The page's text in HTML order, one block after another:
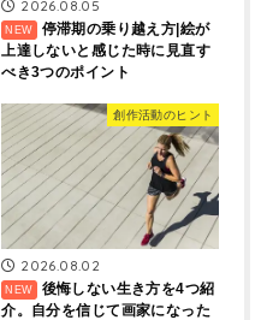
2026.08.05
停滞期の乗り越え方|絵が
上達しないと感じた時に見直す
べき3つのポイント
創作活動のヒント
2026.08.02
後悔しない生き方を4つ紹
介。自分を信じて画家になった